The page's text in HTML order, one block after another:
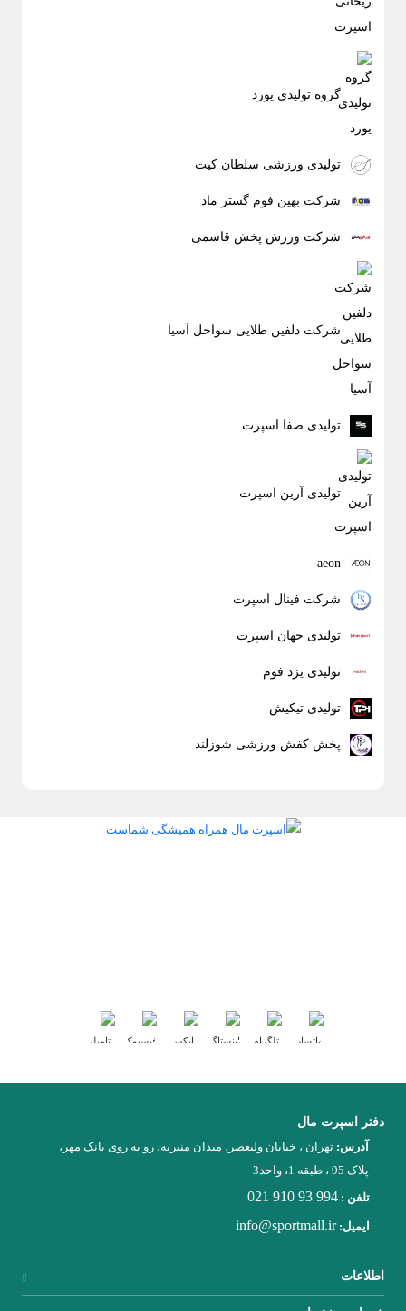
گروه تولیدی یورد
تولیدی ورزشی سلطان کیت
شرکت بهین فوم گستر ماد
شرکت ورزش پخش قاسمی
شرکت دلفین طلایی سواحل آسیا
تولیدی صفا اسپرت
تولیدی آرین اسپرت
شرکت فینال اسپرت
تولیدی جهان اسپرت
تولیدی یزد فوم
تولیدی تیکیش
پخش کفش ورزشی شوزلند
دفتر اسپرت مال
آدرس: تهران ، خیابان ولیعصر، میدان منیریه، رو به روی بانک مهر،
پلاک 95 ، طبقه 1، واحد3
تلفن : 021 910 93 994
ایمیل:info@sportmall.ir
اطلاعات